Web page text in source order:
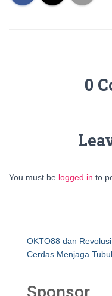
0
You must be logged in to
OKTO88 dan
Cerdas Menjaga